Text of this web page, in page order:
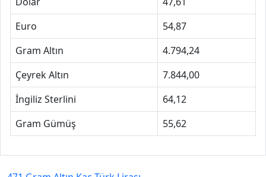
Euro
54,87
Gram Altın
4.794,24
Çeyrek Altın
7.844,00
İngiliz Sterlini
64,12
Gram Gümüş
55,62